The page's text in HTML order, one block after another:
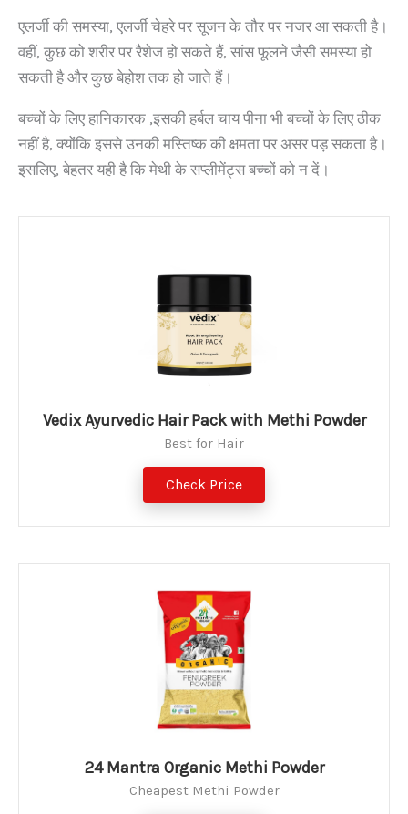
एलर्जी की समस्या, एलर्जी चेहरे पर सूजन के तौर पर नजर आ सकती है।
वहीं, कुछ को शरीर पर रैशेज हो सकते हैं, सांस फूलने जैसी समस्या हो
सकती है और कुछ बेहोश तक हो जाते हैं।
बच्चों के लिए हानिकारक ,इसकी हर्बल चाय पीना भी बच्चों के लिए ठीक
नहीं है, क्योंकि इससे उनकी मस्तिष्क की क्षमता पर असर पड़ सकता है।
इसलिए, बेहतर यही है कि मेथी के सप्लीमेंट्स बच्चों को न दें।
Vedix Ayurvedic Hair Pack with Methi Powder
Best for Hair
Check Price
24 Mantra Organic Methi Powder
Cheapest Methi Powder